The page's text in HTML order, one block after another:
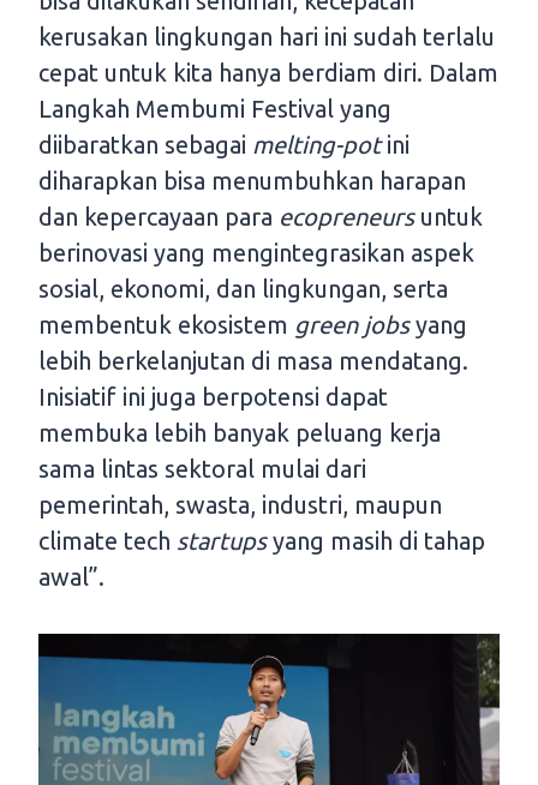
kerusakan lingkungan hari ini sudah terlalu
cepat untuk kita hanya berdiam diri. Dalam
Langkah Membumi Festival yang
diibaratkan sebagai melting-potini
diharapkan bisa menumbuhkan harapan
dan kepercayaan para ecopreneurs untuk
berinovasi yang mengintegrasikan aspek
sosial, ekonomi, dan lingkungan, serta
membentuk ekosistem green jobsyang
lebih berkelanjutan di masa mendatang.
Inisiatif ini juga berpotensi dapat
membuka lebih banyak peluang kerja
sama lintas sektoral mulai dari
pemerintah, swasta, industri, maupun
climate tech startupsyang masih di tahap
awal”.